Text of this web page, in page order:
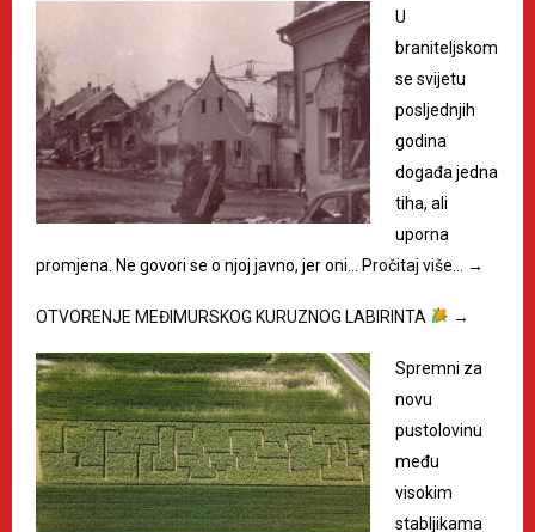
U
braniteljskom
se svijetu
posljednjih
godina
događa jedna
tiha, ali
uporna
promjena. Ne govori se o njoj javno, jer oni… Pročitaj više… →
OTVORENJE MEĐIMURSKOG KURUZNOG LABIRINTA →
Spremni za
novu
pustolovinu
među
visokim
stabljikama